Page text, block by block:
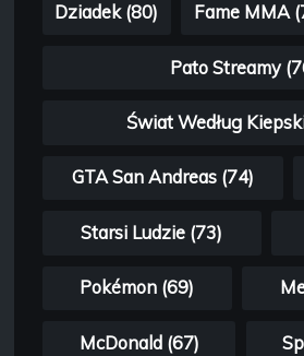
Dziadek (80) Fame MMA
Pato Streamy
Świat Według
GTA San Andreas (74)
Starsi Ludzie (73)
Pokémon (69)
McDonald (67)